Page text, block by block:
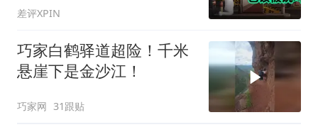
差评XPIN
巧家白鹤驿道超险！千米
悬崖下是金沙江！
巧家网 31跟贴